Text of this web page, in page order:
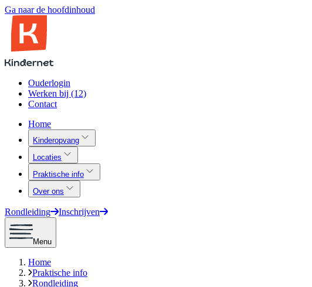
Ga naar de hoofdinhoud
Ouderlogin
Werken bij (12)
Contact
Home
Kinderopvang
Locaties
Praktische info
Over ons
Rondleiding Inschrijven
Menu
Home
Praktische info
Rondleiding